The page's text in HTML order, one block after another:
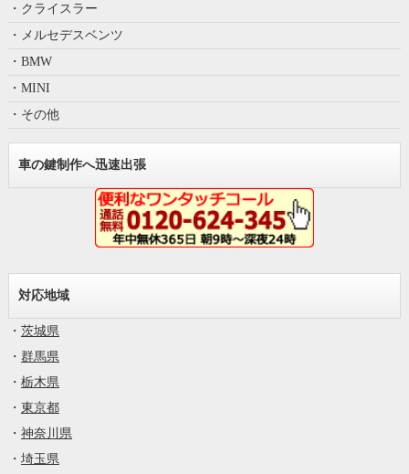
・クライスラー
・メルセデスベンツ
・BMW
・MINI
・その他
車の鍵制作へ迅速出張
対応地域
・ 茨城県
・ 群馬県
・ 栃木県
・ 東京都
・ 神奈川県
・ 埼玉県